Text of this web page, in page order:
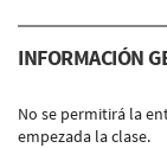
INFORMACIÓN
No se permitirá la
empezada la clase.